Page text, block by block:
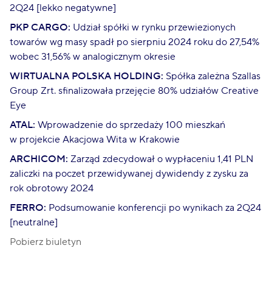
2Q24 [lekko negatywne]
PKP CARGO: Udział spółki w rynku przewiezionych
towarów wg masy spadł po sierpniu 2024 roku do 27,54%
wobec 31,56% w analogicznym okresie
WIRTUALNA POLSKA HOLDING: Spółka zależna Szallas
Group Zrt. sfinalizowała przejęcie 80% udziałów Creative
Eye
ATAL: Wprowadzenie do sprzedaży 100 mieszkań
w projekcie Akacjowa Wita w Krakowie
ARCHICOM: Zarząd zdecydował o wypłaceniu 1,41 PLN
zaliczki na poczet przewidywanej dywidendy z zysku za
rok obrotowy 2024
FERRO: Podsumowanie konferencji po wynikach za 2Q24
[neutralne]
Pobierz biuletyn